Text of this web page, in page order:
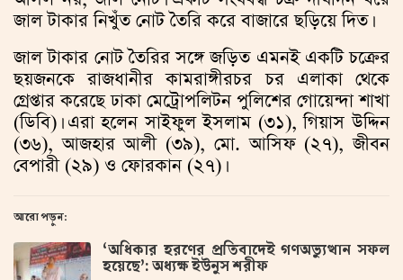
জাল টাকার নিখুঁত নোট তৈরি করে বাজারে ছড়িয়ে দিত।
জাল টাকার নোট তৈরির সঙ্গে জড়িত এমনই একটি চক্রের
ছয়জনকে রাজধানীর কামরাঙ্গীরচর চর এলাকা থেকে
গ্রেপ্তার করেছে ঢাকা মেট্রোপলিটন পুলিশের গোয়েন্দা শাখা
(ডিবি)। এরা হলেন সাইফুল ইসলাম (৩১), গিয়াস উদ্দিন
(৩৬), আজহার আলী (৩৯), মো. আসিফ (২৭), জীবন
বেপারী (২৯) ও ফোরকান (২৭)।
আরো পড়ুন:
‘অধিকার হরণের প্রতিবাদেই গণঅভ্যুত্থান সফল
হয়েছে’: অধ্যক্ষ ইউনুস শরীফ